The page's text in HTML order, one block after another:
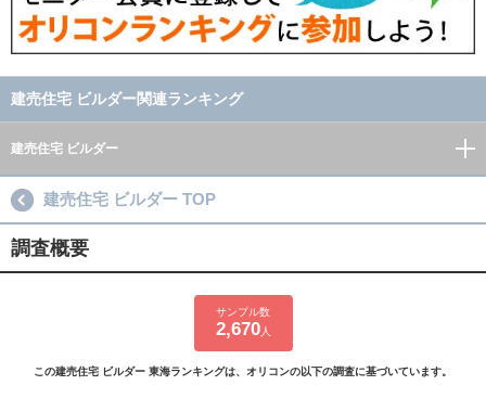
建売住宅 ビルダー関連ランキング
建売住宅 ビルダー
建売住宅 ビルダー TOP
調査概要
サンプル数
2,670人
この建売住宅 ビルダー 東海ランキングは、オリコンの以下の調査に基づいています。